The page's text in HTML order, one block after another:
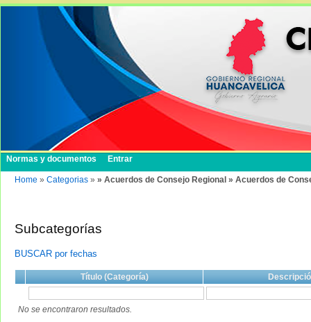
Normas y documentos Entrar
Home » Categorias » » Acuerdos de Consejo Regional » Acuerdos de
Subcategorías
BUSCAR por fechas
Título (Categoría)
No se encontraron resultados.